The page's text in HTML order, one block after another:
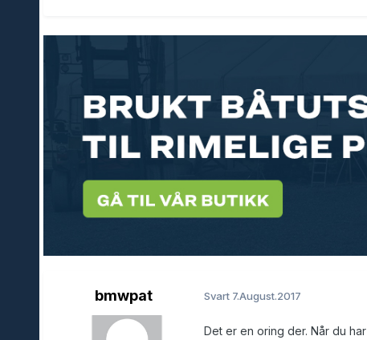
bmwpat Svart 7.August.2017
Det er en oring der. Når du